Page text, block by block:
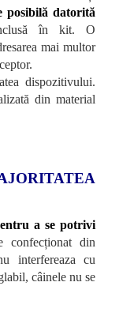
posibilă datorită
în kit. O
mai multor
dispozitivului.
din material
a se potrivi
confecționat din
interfereaza cu
câinele nu se